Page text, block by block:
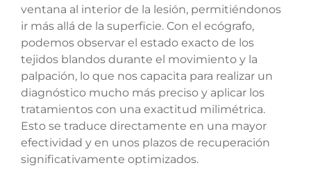
ventana al interior de la lesión, permitiéndonos
ir más allá de la superficie. Con el ecógrafo,
podemos observar el estado exacto de los
tejidos blandos durante el movimiento y la
palpación, lo que nos capacita para realizar un
diagnóstico mucho más preciso y aplicar los
tratamientos con una exactitud milimétrica.
Esto se traduce directamente en una mayor
efectividad y en unos plazos de recuperación
significativamente optimizados.